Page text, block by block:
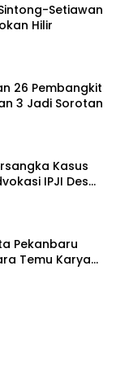
Setiawan
Hilir
26 Pembangkit
3 Jadi Sorotan
Kasus
IPJI Desak
Pekanbaru
Temu Karya